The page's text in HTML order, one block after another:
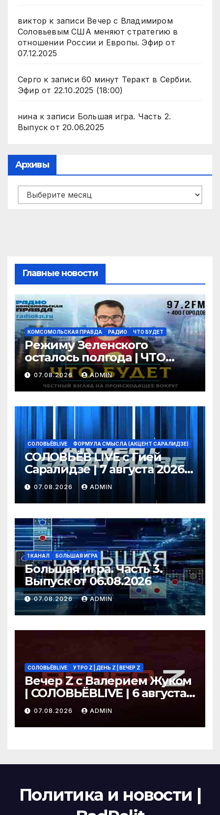
виктор к записи Вечер с Владимиром
Соловьевым США меняют стратегию в
отношении России и Европы. Эфир от
07.12.2025
Серго к записи 60 минут Теракт в Сербии.
Эфир от 22.10.2025 (18:00)
нинак записи Большая игра. Часть 2.
Выпуск от 20.06.2025
Архивы
Архивы
Главные новости
КОМСОМОЛЬСКАЯ ПРАВДА РАДИО ЧТО БУДЕТ
Режиму Зеленского
осталось полгода | ЧТО
БУДЕТ | 07.08.2026
07.08.2026 ADMIN
СОЛОВЬЁВLIVE ФОРМУЛА СМЫСЛА (АКЦЕНТ САРАЛИДЗЕ)
СОЛОВЬЁВ LIVE с Гией
Саралидзе | 7 августа 2026
года
07.08.2026 ADMIN
1 КАНАЛ БОЛЬШАЯ ИГРА
Большая игра. Часть 3.
Выпуск от 06.08.2026
07.08.2026 ADMIN
СОЛОВЬЁВLIVE УТРО Z | ДЕНЬ Z | ВЕЧЕР Z
Вечер Z с Валерием Жуком
| СОЛОВЬЁВLIVE | 6 августа
2026 года
07.08.2026 ADMIN
Политика и новости |